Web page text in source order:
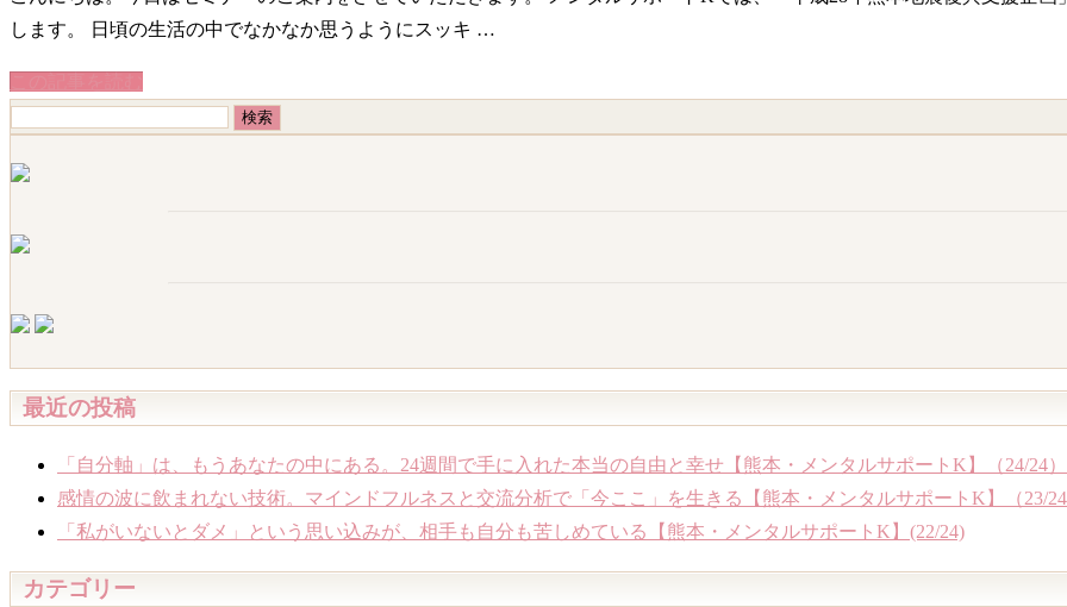
します。 日頃の生活の中でなかなか思うようにスッキ …
最近の投稿
「自分軸」は、もうあなたの中にある。24週間で手に入れた本当の自由と幸せ【熊本・メンタルサポートK】（24/24）
感情の波に飲まれない技術。マインドフルネスと交流分析で「今ここ」を生きる【熊本・メンタルサポートK】（23/
「私がいないとダメ」という思い込みが、相手も自分も苦しめている【熊本・メンタルサポートK】(22/24)
カテゴリー